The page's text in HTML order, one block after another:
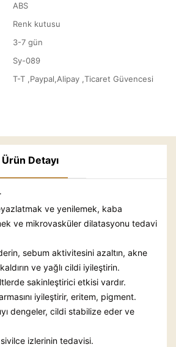
ABS
Renk kutusu
3-7 gün
Sy-089
T-T ,Paypal,Alipay ,Ticaret Güvencesi
Ürün Detayı
ve yenilemek, kaba
ve mikrovasküler dilatasyonu tedavi
sebum aktivitesini azaltın, akne
ve yağlı cildi iyileştirin.
sakinleştirici etkisi vardır.
iyileştirir, eritem, pigment.
dengeler, cildi stabilize eder ve
izlerinin tedavisi.